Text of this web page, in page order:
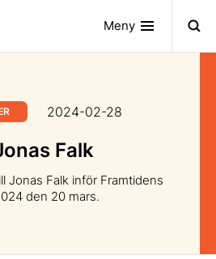
Meny
2024-02-28
Falk
Jonas Falk inför Framtidens
den 20 mars.